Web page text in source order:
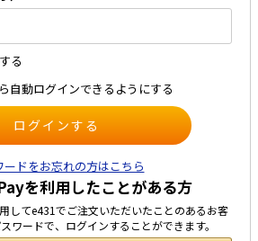
調資材
コネクタ・関連資
タ／分電盤／ブレ
ド
（配線器具）
線保護管
る
⾃動ログインできるようにする
ードをお忘れの方はこちら
を利用したことがある方
してe431でご注文いただいたことのあるお客
ワードで、ログインすることができます。